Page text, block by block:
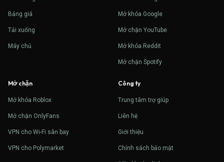
Bảng giá
Tải xuống
Máy chủ
Mở khóa Google
Mở chặn YouTube
Mở khóa Reddit
Mở chặn Spotify
Mở chặn
Mở khóa Roblox
Mở chặn OnlyFans
VPN cho Wi-Fi sân bay
VPN cho Polymarket
Công ty
Trung tâm trợ giúp
Liên hệ
Giới thiệu
Chính sách bảo mật